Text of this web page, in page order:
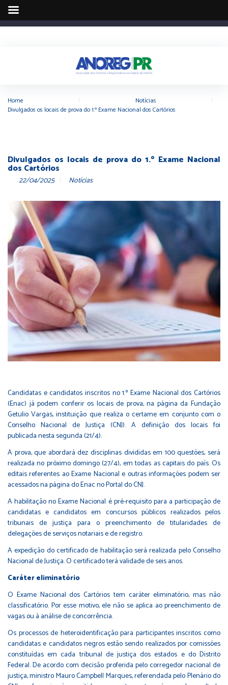
Home Notícias
Divulgados os locais de prova do 1.º Exame Nacional dos Cartórios
Divulgados os locais de prova do 1.º Exame Nacional
dos Cartórios
22/04/2025 Notícias
Candidatas e candidatos inscritos no 1.º Exame Nacional dos Cartórios
(Enac) já podem conferir os locais de prova, na página da Fundação
Getulio Vargas, instituição que realiza o certame em conjunto com o
Conselho Nacional de Justiça (CNJ). A definição dos locais foi
publicadanesta segunda (21/4).
A prova, que abordará dez disciplinas divididas em 100 questões, será
realizada no próximo domingo (27/4), em todas as capitais do país. Os
editais referentes ao Exame Nacional e outras informações podem ser
acessadosna página do Enac no Portal do CNJ.
A habilitação no Exame Nacional é pré-requisito para a participação de
candidatas e candidatos em concursos públicos realizados pelos
tribunais de justiça para o preenchimento de titularidades de
delegações de serviços notariais e de registro.
A expedição do certificado de habilitação será realizada pelo Conselho
Nacional de Justiça. O certificado terá validade de seis anos.
Caráter eliminatório
O Exame Nacional dos Cartórios tem caráter eliminatório, mas não
classificatório. Por esse motivo, ele não se aplica ao preenchimento de
vagas ou à análise de concorrência.
Os processos de heteroidentificação para participantes inscritos como
candidatas e candidatos negros estão sendo realizados por comissões
constituídas em cada tribunal de justiça dos estados e do Distrito
Federal. De acordo com decisão proferida pelo corregedor nacional de
justiça, ministro Mauro Campbell Marques, referendada pelo Plenário do